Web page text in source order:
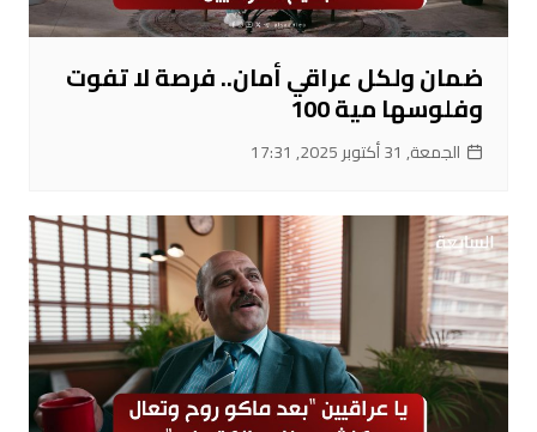
ضمان ولكل عراقي أمان.. فرصة لا تفوت
وفلوسها مية 100
الجمعة, 31 أكتوبر 2025, 17:31